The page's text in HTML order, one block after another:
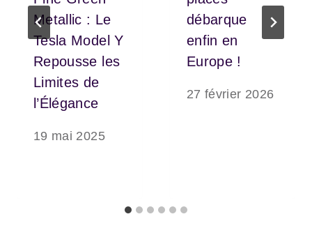
Metallic : Le
Tesla Model Y
Repousse les
Limites de
l’Élégance
19 mai 2025
débarque
enfin en
Europe !
27 février 2026